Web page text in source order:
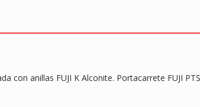
GATILLO/
b
o
er l s
p
e
g
e
con anillas FUJI K Alconite. Portacarrete FUJI